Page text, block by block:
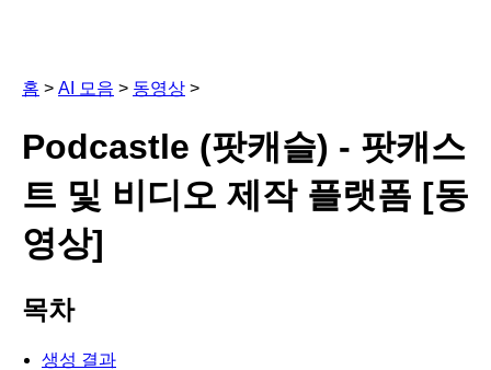
홈 > AI 모음 > 동영상 >
Podcastle (팟캐슬) - 팟캐스
트 및 비디오 제작 플랫폼 [동
영상]
목차
생성 결과